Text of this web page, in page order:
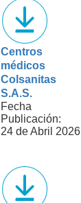
Centros
médicos
Colsanitas
S.A.S.
Fecha
Publicación:
24 de Abril 2026